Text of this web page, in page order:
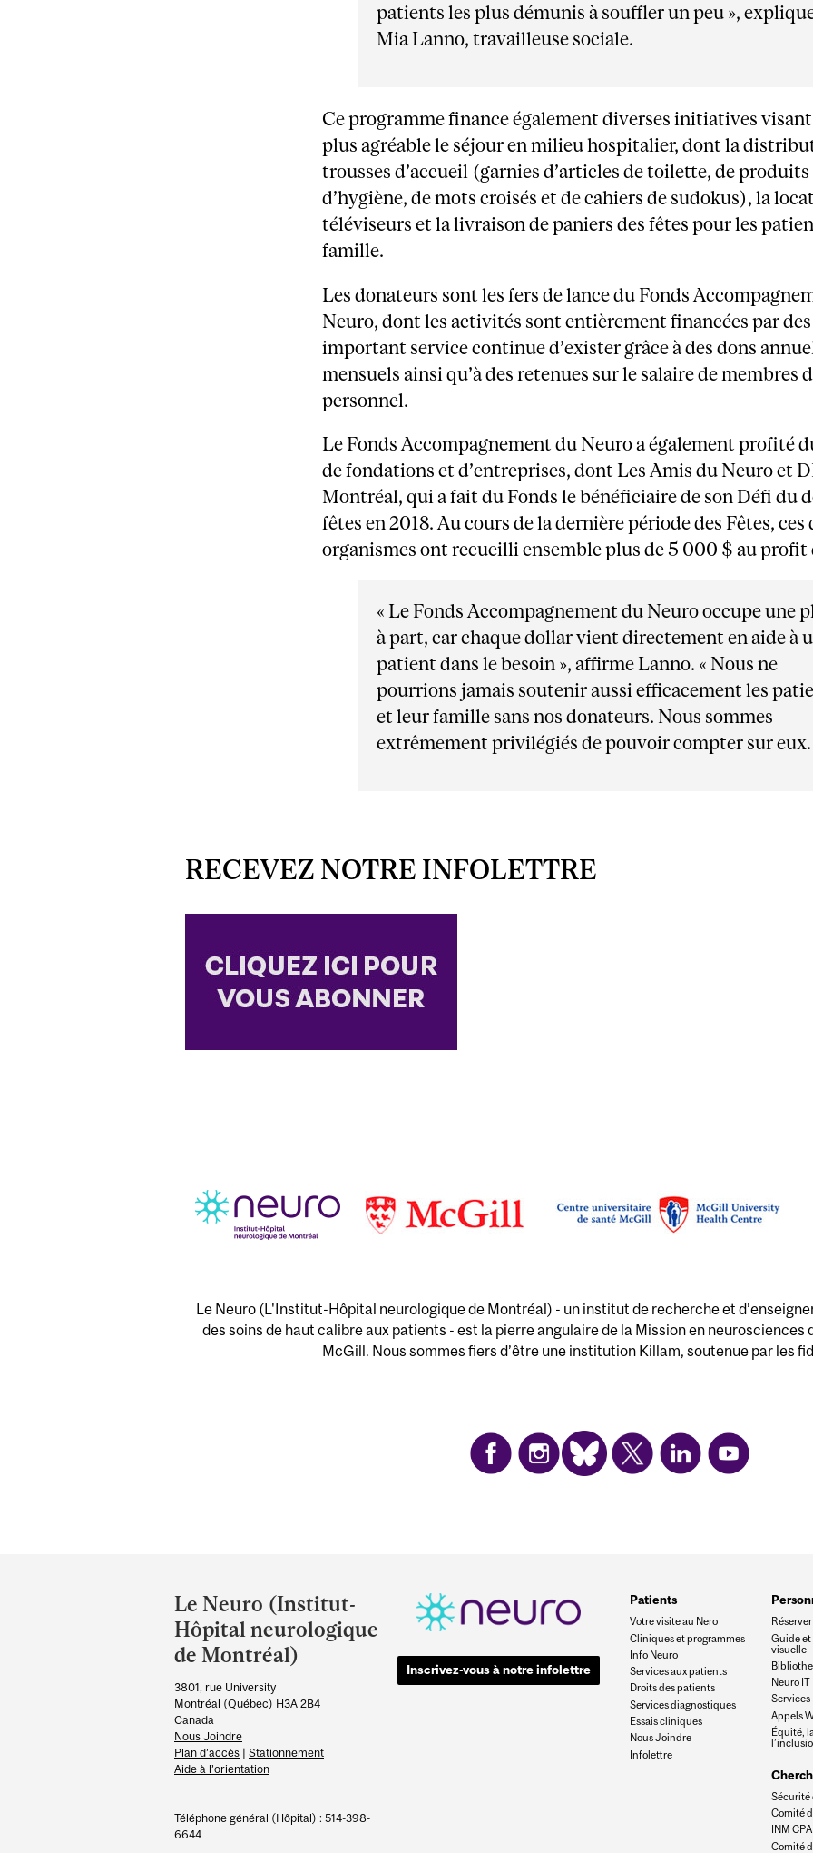
patients les plus démunis à souffler un peu »,
Mia Lanno, travailleuse sociale.
Ce programme finance également diverses initiatives
plus agréable le séjour en milieu hospitalier, dont la
trousses d’accueil (garnies d’articles de toilette, de produits
d’hygiène, de mots croisés et de cahiers de sudokus), la
téléviseurs et la livraison de paniers des fêtes pour les
famille.
Les donateurs sont les fers de lance du Fonds
Neuro, dont les activités sont entièrement financées par
important service continue d’exister grâce à des dons
mensuels ainsi qu’à des retenues sur le salaire de membres
personnel.
Le Fonds Accompagnement du Neuro a également profité
de fondations et d’entreprises, dont Les Amis du Neuro et
Montréal, qui a fait du Fonds le bénéficiaire de son Défi du
fêtes en 2018. Au cours de la dernière période des Fêtes, ces
organismes ont recueilli ensemble plus de 5 000 $ au profit
« Le Fonds Accompagnement du Neuro occupe une
à part, car chaque dollar vient directement en aide à
patient dans le besoin », affirme Lanno. « Nous ne
pourrions jamais soutenir aussi efficacement les
et leur famille sans nos donateurs. Nous sommes
extrêmement privilégiés de pouvoir compter sur eux.
RECEVEZ NOTRE INFOLETTRE
Le Neuro (L'Institut-Hôpital neurologique de Montréal) - un institut de recherche et
des soins de haut calibre aux patients - est la pierre angulaire de la Mission en
McGill. Nous sommes fiers d’être une institution Killam, soutenue par les
and
University
Information
Le Neuro (Institut-
Hôpital neurologique
de Montréal)
3801, rue University
Montréal (Québec) H3A 2B4
Canada
Nous Joindre
Plan d’accès | Stationnement
Aide à l’orientation
Téléphone général (Hôpital) : 514-398-
6644
Inscrivez-vous à notre infolettre
Patients
Votre visite au Nero
Cliniques et programmes
Info Neuro
Services aux patients
Droits des patients
Services diagnostiques
Essais cliniques
Nous Joindre
Infolettre
Guide
visuelle
Neuro IT
Services
Appels
Équité,
Sécurité
Comité
INM CPA
Comité